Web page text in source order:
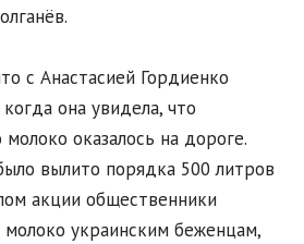
с Анастасией Гордиенко
она увидела, что
оказалось на дороге.
вылито порядка 500 литров
акции общественники
украинским беженцам,